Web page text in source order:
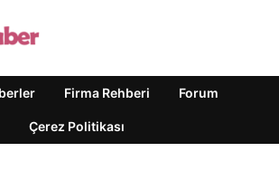
Firma Rehberi Forum
Çerez Politikası